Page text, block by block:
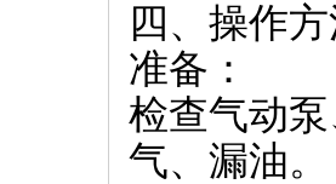
四、操作
准备：
检查气动
气、漏油。